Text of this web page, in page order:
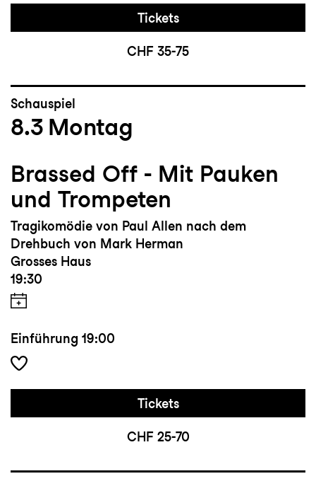
Tickets
CHF 35-75
Schauspiel
8.3 Montag
Brassed Off - Mit Pauken
und Trompeten
Tragikomödie von Paul Allen nach dem
Drehbuch von Mark Herman
Grosses Haus
19:30
Einführung 19:00
Tickets
CHF 25-70